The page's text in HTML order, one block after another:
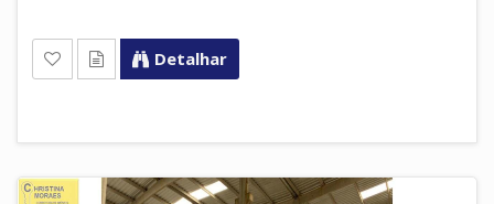
Detalhar